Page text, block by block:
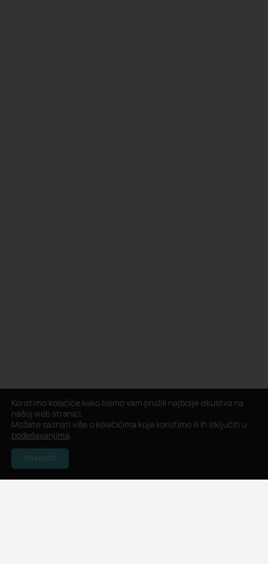
Koristimo kolačiće kako bismo vam pružili najbolje iskustvo na
našoj web stranici.
Možete saznati više o kolačićima koje koristimo ili ih isključiti u
podešavanjima.
PRIHVATI